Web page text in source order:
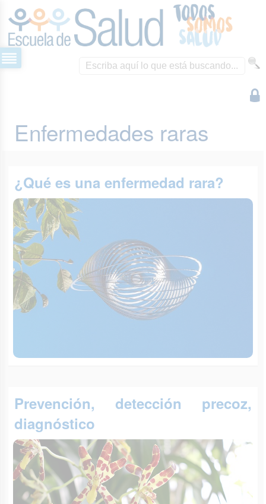
Enfermedades raras
¿Qué es una enfermedad rara?
Prevención, detección precoz,
diagnóstico